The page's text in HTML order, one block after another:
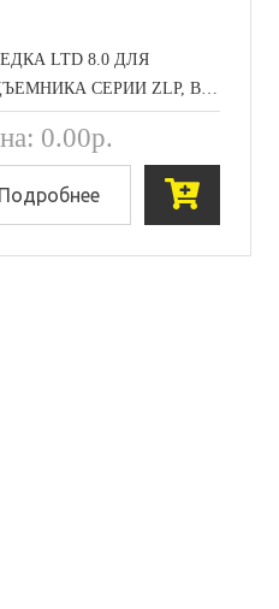
LTD 8.0 ДЛЯ
СЕРИИ ZLP, В…
0.00р.
Подробнее